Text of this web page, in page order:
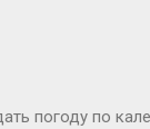
погоду по